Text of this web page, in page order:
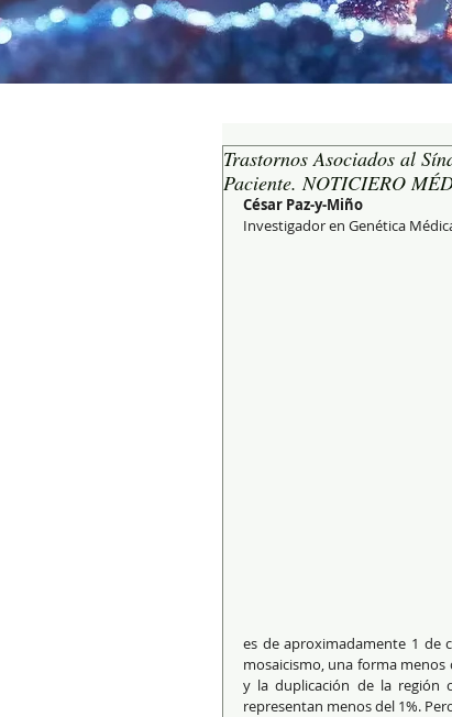
Trastornos Asociados al
Paciente. NOTICIERO
César Paz-y-Miño
Investigador en Genética
es de aproximadamente 1 de
mosaicismo, una forma menos
y la duplicación de la región
representan menos del 1%.